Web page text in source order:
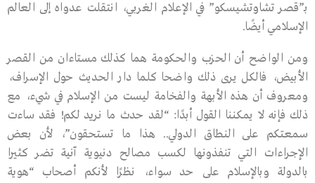
بـ”قصر تشاوتشيسكو” في الإعلام الغربي، انتقلت عدواه إلى العالم
الإسلامي أيضًا.
ومن الواضح أن الحزب والحكومة هما كذلك مستاءان من القصر
الأبيض، فالكل يرى ذلك واضحا كلما دار الحديث حول الإسراف،
ومعروف أن هذه الأبهة والفخامة ليست من الإسلام في شيء، مع
ذلك فإنه لا يمكننا القول أبدًا: “لقد حدث ما نريد لكم! فقد ساءت
سمعتكم على النطاق الدولي.. هذا ما تستحقون”، لأن بعض
الإجراءات التي تنفذونها لكسب مصالح دنيوية آنية تضر كثيرا
بالدولة وبالإسلام على حد سواء، نظرًا لأنكم أصحاب “هوية